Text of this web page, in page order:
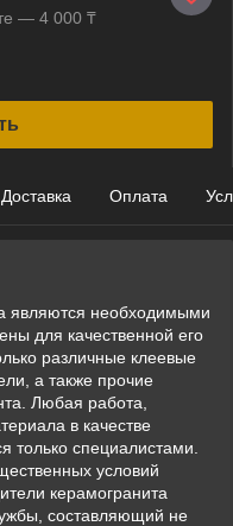
— 4 000 ₸
Доставка Оплата
являются необходимыми
для качественной его
различные клеевые
а также прочие
Любая работа,
в качестве
только специалистами.
условий
керамогранита
составляющий не